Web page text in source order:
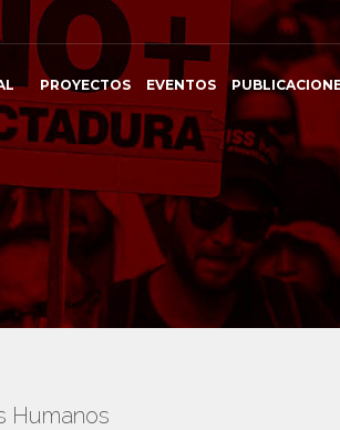
PROYECTOS EVENTOS
Humanos